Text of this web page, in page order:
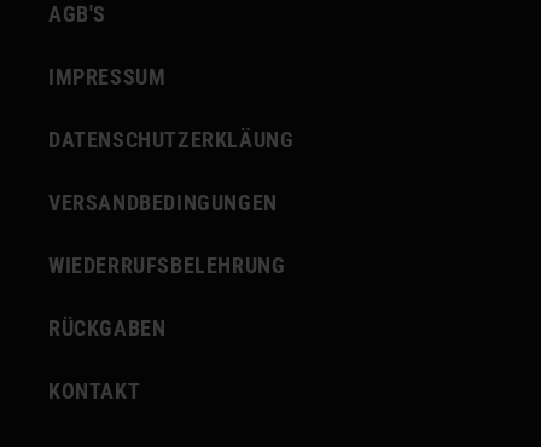
AGB'S
IMPRESSUM
DATENSCHUTZERKLÄUNG
VERSANDBEDINGUNGEN
WIEDERRUFSBELEHRUNG
RÜCKGABEN
KONTAKT